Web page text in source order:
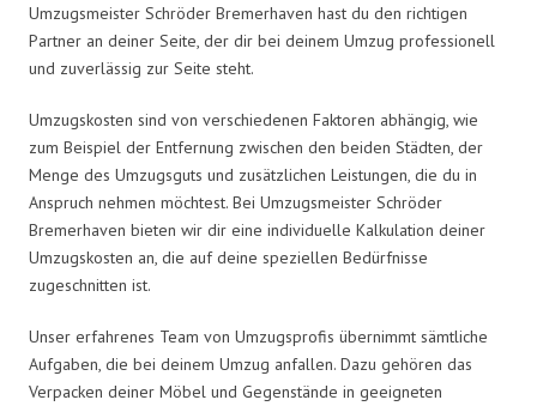
Umzugsmeister Schröder Bremerhaven hast du den richtigen
Partner an deiner Seite, der dir bei deinem Umzug professionell
und zuverlässig zur Seite steht.
Umzugskosten sind von verschiedenen Faktoren abhängig, wie
zum Beispiel der Entfernung zwischen den beiden Städten, der
Menge des Umzugsguts und zusätzlichen Leistungen, die du in
Anspruch nehmen möchtest. Bei Umzugsmeister Schröder
Bremerhaven bieten wir dir eine individuelle Kalkulation deiner
Umzugskosten an, die auf deine speziellen Bedürfnisse
zugeschnitten ist.
Unser erfahrenes Team von Umzugsprofis übernimmt sämtliche
Aufgaben, die bei deinem Umzug anfallen. Dazu gehören das
Verpacken deiner Möbel und Gegenstände in geeigneten